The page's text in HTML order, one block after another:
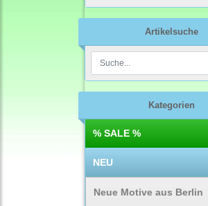
Artikelsuche
Kategorien
% SALE %
NEU
Neue Motive aus Berlin